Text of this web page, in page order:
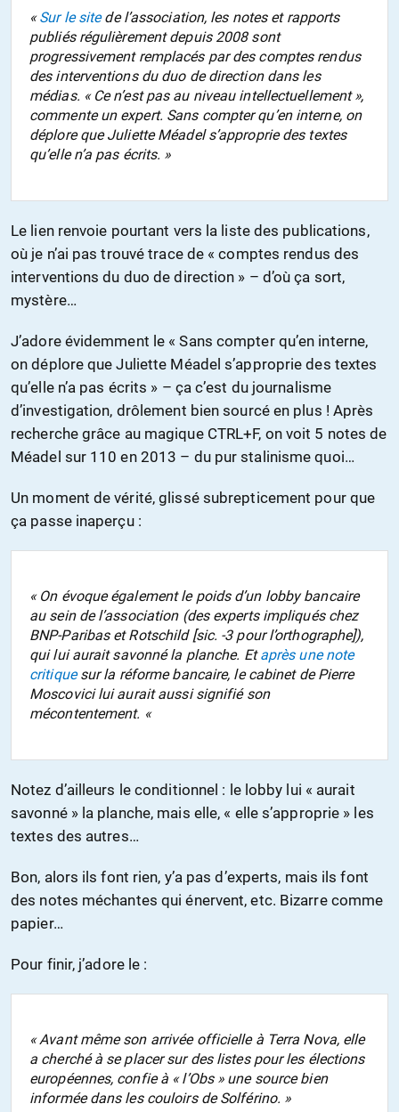
«Sur le sitede l’association, les notes et rapports
publiés régulièrement depuis 2008 sont
progressivement remplacés par des comptes rendus
des interventions du duo de direction dans les
médias. « Ce n’est pas au niveau intellectuellement »,
commente un expert. Sans compter qu’en interne, on
déplore que Juliette Méadel s’approprie des textes
qu’elle n’a pas écrits. »
Le lien renvoie pourtant vers la liste des publications,
où je n’ai pas trouvé trace de « comptes rendus des
interventions du duo de direction » – d’où ça sort,
mystère…
J’adore évidemment le « Sans compter qu’en interne,
on déplore que Juliette Méadel s’approprie des textes
qu’elle n’a pas écrits » – ça c’est du journalisme
d’investigation, drôlement bien sourcé en plus ! Après
recherche grâce au magique CTRL+F, on voit 5 notes de
Méadel sur 110 en 2013 – du pur stalinisme quoi…
Un moment de vérité, glissé subrepticement pour que
ça passe inaperçu :
« On évoque également le poids d’un lobby bancaire
au sein de l’association (des experts impliqués chez
BNP-Paribas et Rotschild [sic. -3 pour l’orthographe]),
qui lui aurait savonné la planche. Etaprès une note
critiquesur la réforme bancaire, le cabinet de Pierre
Moscovici lui aurait aussi signifié son
mécontentement. «
Notez d’ailleurs le conditionnel : le lobby lui « aurait
savonné » la planche, mais elle, « elle s’approprie » les
textes des autres…
Bon, alors ils font rien, y’a pas d’experts, mais ils font
des notes méchantes qui énervent, etc. Bizarre comme
papier…
Pour finir, j’adore le :
« Avant même son arrivée officielle à Terra Nova, elle
a cherché à se placer sur des listes pour les élections
européennes, confie à « l’Obs » une source bien
informée dans les couloirs de Solférino. »